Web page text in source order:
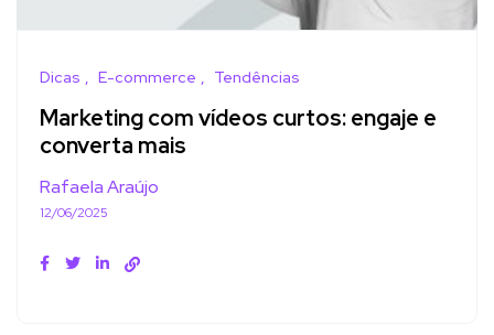
Dicas E-commerce Tendências
Marketing com vídeos curtos: engaje e
converta mais
Rafaela Araújo
12/06/2025